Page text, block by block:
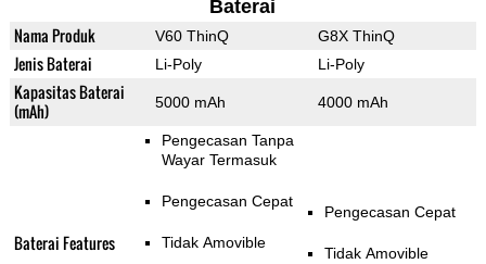
Baterai
Nama Produk V60 ThinQ G8X ThinQ
Jenis Baterai Li-Poly Li-Poly
Kapasitas Baterai
(mAh)
5000 mAh 4000 mAh
Baterai Features
Pengecasan Tanpa
Wayar Termasuk
Pengecasan Cepat
Tidak Amovible
Pengecasan Cepat
Tidak Amovible